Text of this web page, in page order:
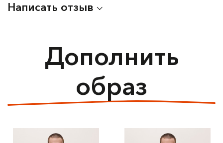
Написать отзыв
Дополнить
образ